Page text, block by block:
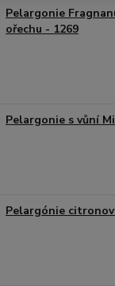
Pelargonie
ořechu - 1269
Pelargonie s vůní
Pelargónie